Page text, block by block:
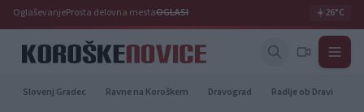
OglaševanjeProsta delovna mestaOGLASI ☀️26°C
Slovenj Gradec Ravne na Koroškem Dravograd Radlje ob Dravi